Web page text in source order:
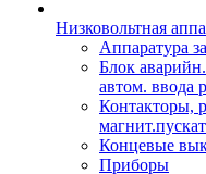
Низковольтная
Аппаратура
Блок
автом. ввода
Контакторы,
Концевые
Приборы